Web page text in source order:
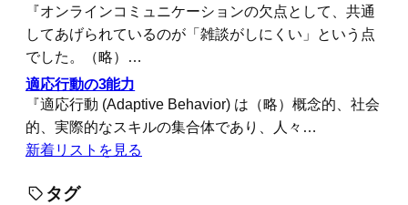
『オンラインコミュニケーションの欠点として、共通
してあげられているのが「雑談がしにくい」という点
でした。（略）…
適応行動の3能力
『適応行動 (Adaptive Behavior) は（略）概念的、社会
的、実際的なスキルの集合体であり、人々…
新着リストを見る
タグ